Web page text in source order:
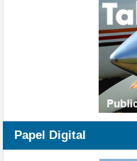
Papel Digital